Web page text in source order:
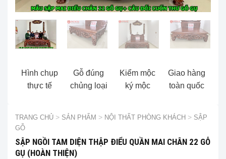
Hình chụp
thực tế
Gỗ đúng
chủng loại
Kiểm mộc
ký mộc
Giao hàng
toàn quốc
TRANG CHỦ > SẢN PHẨM > NỘI THẤT PHÒNG KHÁCH > SẬP
GỖ
SẬP NGỒI TAM DIỆN THẬP ĐIỂU QUẦN MAI CHÂN 22 GỖ
GỤ (HOÀN THIỆN)